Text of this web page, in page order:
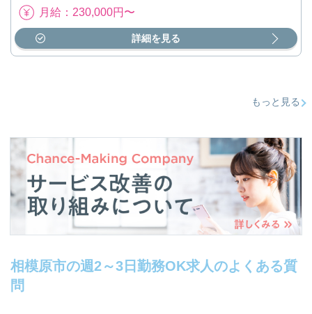
月給：230,000円〜
詳細を見る
もっと見る
相模原市の週2～3日勤務OK求人のよくある質
問